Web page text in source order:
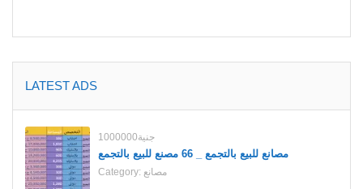
LATEST ADS
1000000جنية
مصانع للبيع بالتجمع _ 66 مصنع للبيع بالتجمع
Category: مصانع